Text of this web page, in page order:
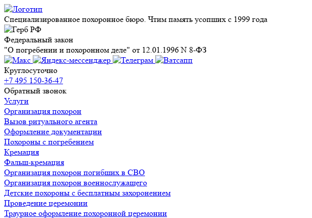
Специализированное похоронное бюро. Чтим память усопших с 1999 года
Федеральный закон
"О погребении и похоронном деле" от 12.01.1996 N 8-ФЗ
Круглосуточно
+7 495 150-36-47
Обратный звонок
Услуги
Организация похорон
Вызов ритуального агента
Оформление документации
Похороны с погребением
Кремация
Фальш-кремация
Организация похорон погибших в СВО
Организация похорон военнослужащего
Детские похороны с бесплатным захоронением
Проведение церемонии
Траурное оформление похоронной церемонии